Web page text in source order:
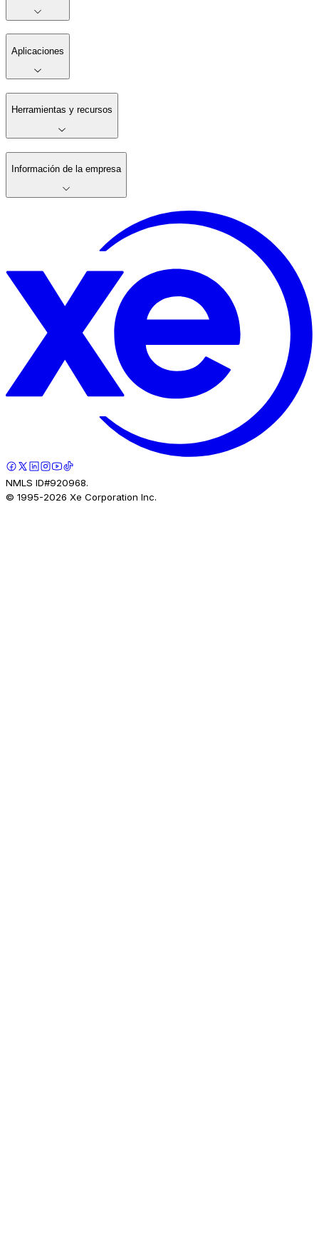
Aplicaciones
Herramientas y recursos
Información de la empresa
NMLS ID#920968.
© 1995-2026 Xe Corporation Inc.